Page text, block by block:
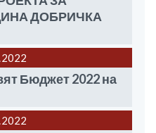
ДОБРИЧКА
2022
Бюджет 2022 на
2022